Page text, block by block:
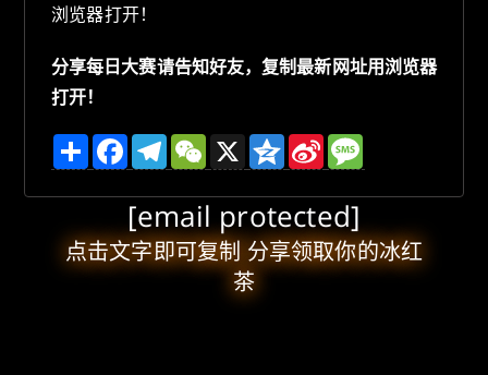
浏览器打开！
分享每日大赛请告知好友，复制最新网址用浏览器
打开！
分
享
F
a
c
e
b
o
o
k
T
e
l
e
g
r
a
m
W
C
h
a
t
X Q
z
o
n
e
S
i
n
a
W
e
i
b
s
s
g
e
[email protected]
点击文字即可复制 分享领取你的冰红
茶